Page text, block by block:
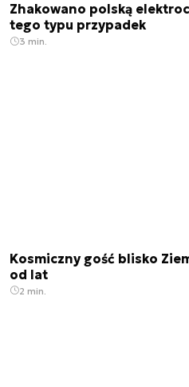
Zhakowano polską
tego typu przypadek
3 min.
Kosmiczny gość blisko
od lat
2 min.